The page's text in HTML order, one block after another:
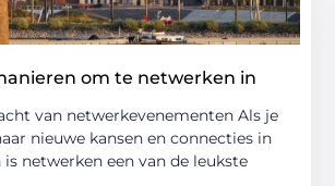
om te netwerken in
van netwerkevenementen Als je
nieuwe kansen en connecties in
netwerken een van de leukste